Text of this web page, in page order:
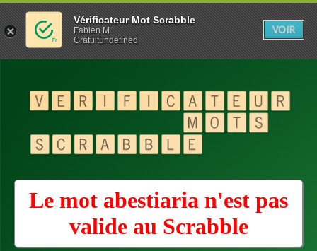
Le mot abestiaria n'est pas
valide au Scrabble
Vérificateur Mot Scrabble
Fabien M
Gratuitundefined
VOIR